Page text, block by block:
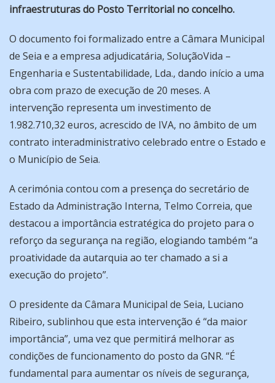
infraestruturas do Posto Territorial no concelho.
O documento foi formalizado entre a Câmara Municipal
de Seia e a empresa adjudicatária, SoluçãoVida –
Engenharia e Sustentabilidade, Lda., dando início a uma
obra com prazo de execução de 20 meses. A
intervenção representa um investimento de
1.982.710,32 euros, acrescido de IVA, no âmbito de um
contrato interadministrativo celebrado entre o Estado e
o Município de Seia.
A cerimónia contou com a presença do secretário de
Estado da Administração Interna, Telmo Correia, que
destacou a importância estratégica do projeto para o
reforço da segurança na região, elogiando também “a
proatividade da autarquia ao ter chamado a si a
execução do projeto”.
O presidente da Câmara Municipal de Seia, Luciano
Ribeiro, sublinhou que esta intervenção é “da maior
importância”, uma vez que permitirá melhorar as
condições de funcionamento do posto da GNR. “É
fundamental para aumentar os níveis de segurança,